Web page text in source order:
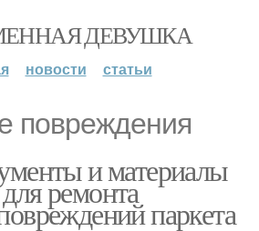
ДЕВУШКА
новости статьи
повреждения
и материалы
ремонта
паркета